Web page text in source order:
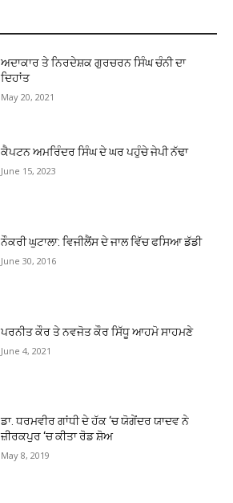
ਅਦਾਕਾਰ ਤੇ ਨਿਰਦੇਸ਼ਕ ਗੁਰਚਰਨ ਸਿੰਘ ਚੰਨੀ ਦਾ
ਦਿਹਾਂਤ
May 20, 2021
ਕੈਪਟਨ ਅਮਰਿੰਦਰ ਸਿੰਘ ਦੇ ਘਰ ਪਹੁੰਚੇ ਜੇਪੀ ਨੱਢਾ
June 15, 2023
ਨੌਕਰੀ ਘੁਟਾਲਾ: ਵਿਜੀਲੈਂਸ ਦੇ ਜਾਲ ਵਿੱਚ ਫਸਿਆ ਡੱਡੀ
June 30, 2016
ਪਰਨੀਤ ਕੌਰ ਤੇ ਨਵਜੋਤ ਕੌਰ ਸਿੱਧੂ ਆਹਮੋ ਸਾਹਮਣੇ
June 4, 2021
ਡਾ. ਧਰਮਵੀਰ ਗਾਂਧੀ ਦੇ ਹੱਕ ‘ਚ ਯੋਗੇਂਦਰ ਯਾਦਵ ਨੇ
ਜ਼ੀਰਕਪੁਰ ‘ਚ ਕੀਤਾ ਰੋਡ ਸ਼ੋਅ
May 8, 2019